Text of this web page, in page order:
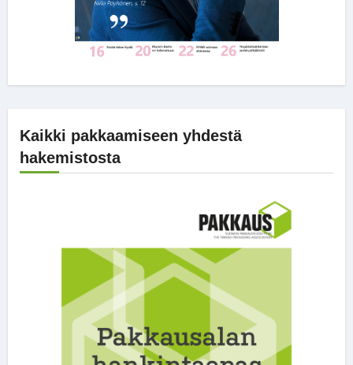
Kaikki pakkaamiseen yhdestä
hakemistosta